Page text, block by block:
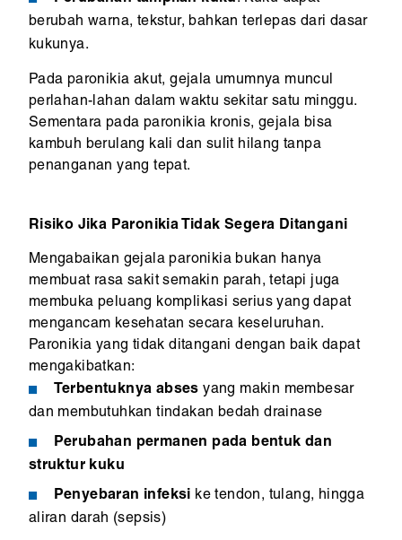
berubah warna, tekstur, bahkan terlepas dari dasar
kukunya.
Pada paronikia akut, gejala umumnya muncul
perlahan-lahan dalam waktu sekitar satu minggu.
Sementara pada paronikia kronis, gejala bisa
kambuh berulang kali dan sulit hilang tanpa
penanganan yang tepat.
Risiko Jika Paronikia Tidak Segera Ditangani
Mengabaikan gejala paronikia bukan hanya
membuat rasa sakit semakin parah, tetapi juga
membuka peluang komplikasi serius yang dapat
mengancam kesehatan secara keseluruhan.
Paronikia yang tidak ditangani dengan baik dapat
mengakibatkan:
Terbentuknya abses yang makin membesar
dan membutuhkan tindakan bedah drainase
Perubahan permanen pada bentuk dan
struktur kuku
Penyebaran infeksi ke tendon, tulang, hingga
aliran darah (sepsis)